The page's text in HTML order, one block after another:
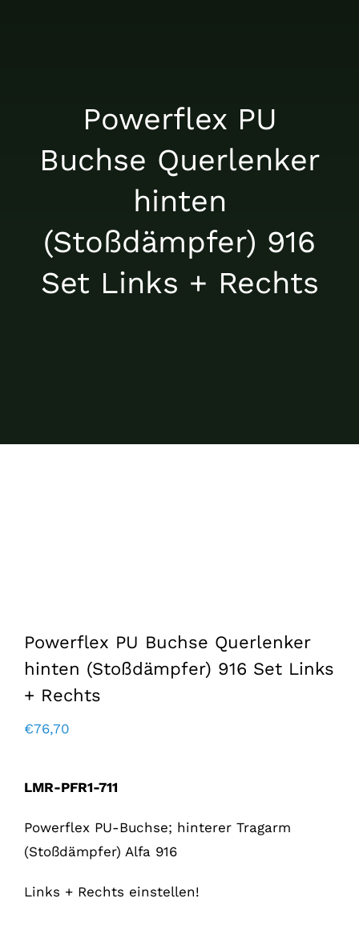
Powerflex PU
Buchse Querlenker
hinten
(Stoßdämpfer) 916
Set Links + Rechts
Powerflex PU Buchse Querlenker
hinten (Stoßdämpfer) 916 Set Links
+ Rechts
€76,70
LMR-PFR1-711
Powerflex PU-Buchse; hinterer Tragarm
(Stoßdämpfer) Alfa 916
Links + Rechts einstellen!